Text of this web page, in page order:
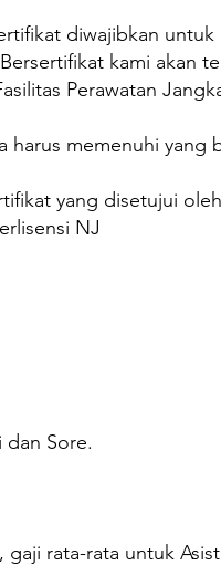
diwajibkan
kami akan
Perawatan
harus memenuhi yang
yang disetujui
NJ
Sore.
, gaji rata-rata untuk